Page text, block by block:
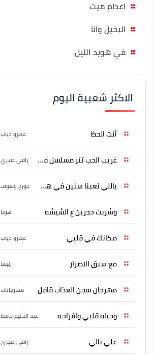
اعدام ميت
البخيل وانا
في هويد الليل
الاكثر شعبية اليوم
أنت الحظ عمرو دياب
غريب الحب تتر مسلسل فرصة رامي صبري
ياللي تعبنا سنين في هواه جورج وسوف
وشربت حجرين ع الشيشه هوبا
مكانك في قلبي عمرو دياب
مع سبق الاصرار إليسا
مهرجان سجن العذاب قافل مهرجانات
وحياه قلبي وافراحه عبد الحليم حافظ
علي بالي رامي صبري